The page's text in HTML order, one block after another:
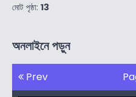
মোট পৃষ্ঠা: 13
অনলাইনে পড়ুন
Prev